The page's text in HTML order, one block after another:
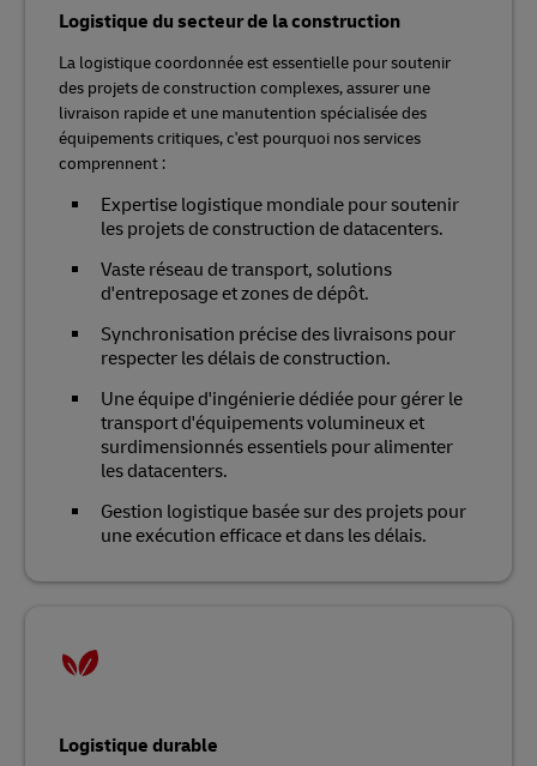
Logistique du secteur de la construction
La logistique coordonnée est essentielle pour soutenir
des projets de construction complexes, assurer une
livraison rapide et une manutention spécialisée des
équipements critiques, c'est pourquoi nos services
comprennent :
Expertise logistique mondiale pour soutenir
les projets de construction de datacenters.
Vaste réseau de transport, solutions
d'entreposage et zones de dépôt.
Synchronisation précise des livraisons pour
respecter les délais de construction.
Une équipe d'ingénierie dédiée pour gérer le
transport d'équipements volumineux et
surdimensionnés essentiels pour alimenter
les datacenters.
Gestion logistique basée sur des projets pour
une exécution efficace et dans les délais.
Logistique durable